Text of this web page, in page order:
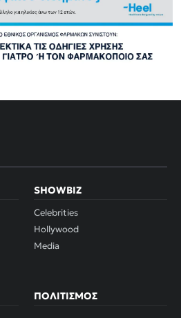
SHOWBIZ
Celebrities
Hollywood
Media
ΠΟΛΙΤΙΣΜΌΣ